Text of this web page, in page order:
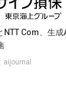
NTT Com、生
aijournal